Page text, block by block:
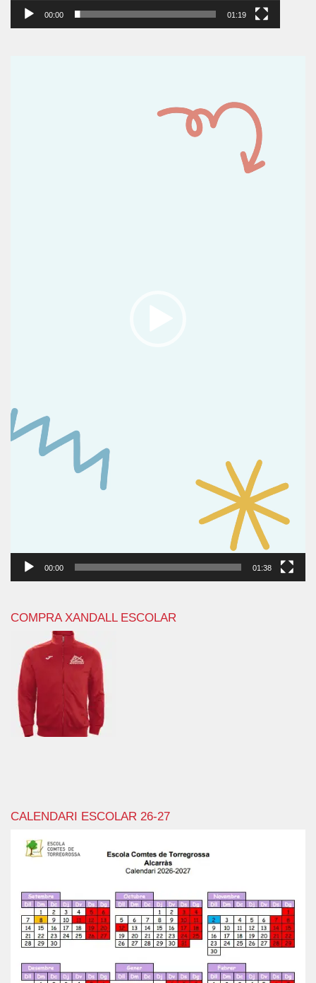
00:00 01:19
00:00 01:38
COMPRA XANDALL ESCOLAR
CALENDARI ESCOLAR 26-27